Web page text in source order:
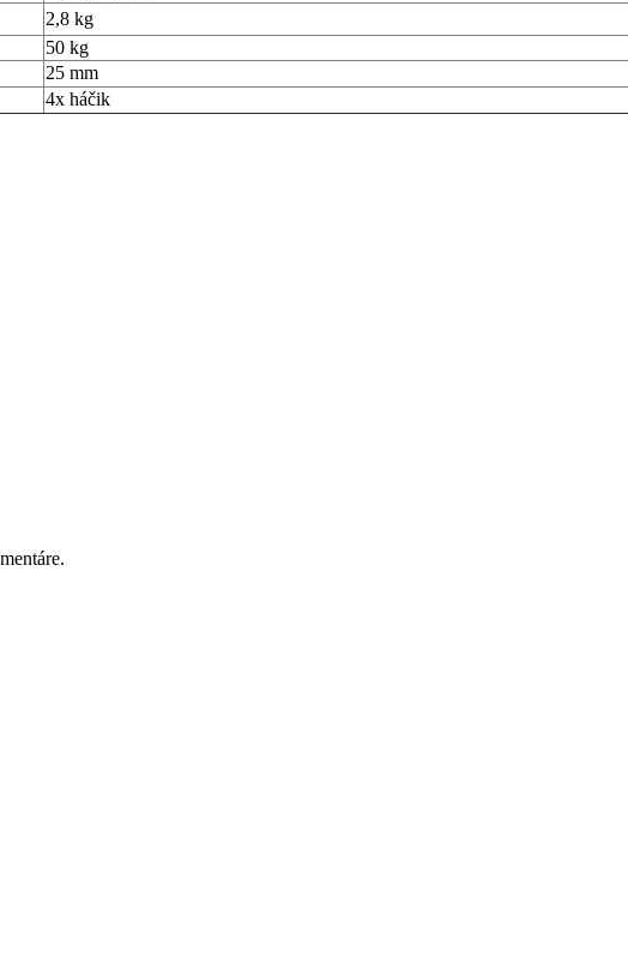
2,8 kg
50 kg
25 mm
4x háčik